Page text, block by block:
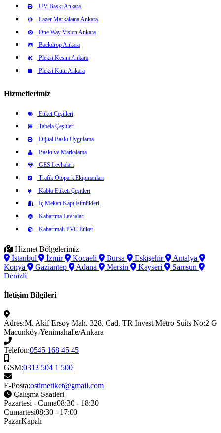
UV Baskı Ankara
Lazer Markalama Ankara
One Way Vision Ankara
Backdrop Ankara
Pleksi Kesim Ankara
Pleksi Kutu Ankara
Hizmetlerimiz
Etiket Çeşitleri
Tabela Çeşitleri
Dijital Baskı Uygulama
Baskı ve Markalama
GES Levhaları
Trafik Otopark Ekipmanları
Kablo Etiketi Çeşitleri
İç Mekan Kapı İsimlikleri
Kabartma Levhalar
Kabartmalı PVC Etiket
Hizmet Bölgelerimiz
İstanbul
İzmir Kocaeli Bursa Eskişehir
Antalya
Konya
Gaziantep Adana Mersin Kayseri
Samsun
Denizli
İletişim Bilgileri
Adres:M. Akif Ersoy Mah. 328. Cad. TR Invest Metro Suits No:2 G
Macunköy-Yenimahalle/Ankara
Telefon:0545 168 45 45
GSM:0312 504 1 500
E-Posta:ostimetiket@gmail.com
Çalışma Saatleri
Pazartesi - Cuma08:30 - 18:30
Cumartesi08:30 - 17:00
PazarKapalı